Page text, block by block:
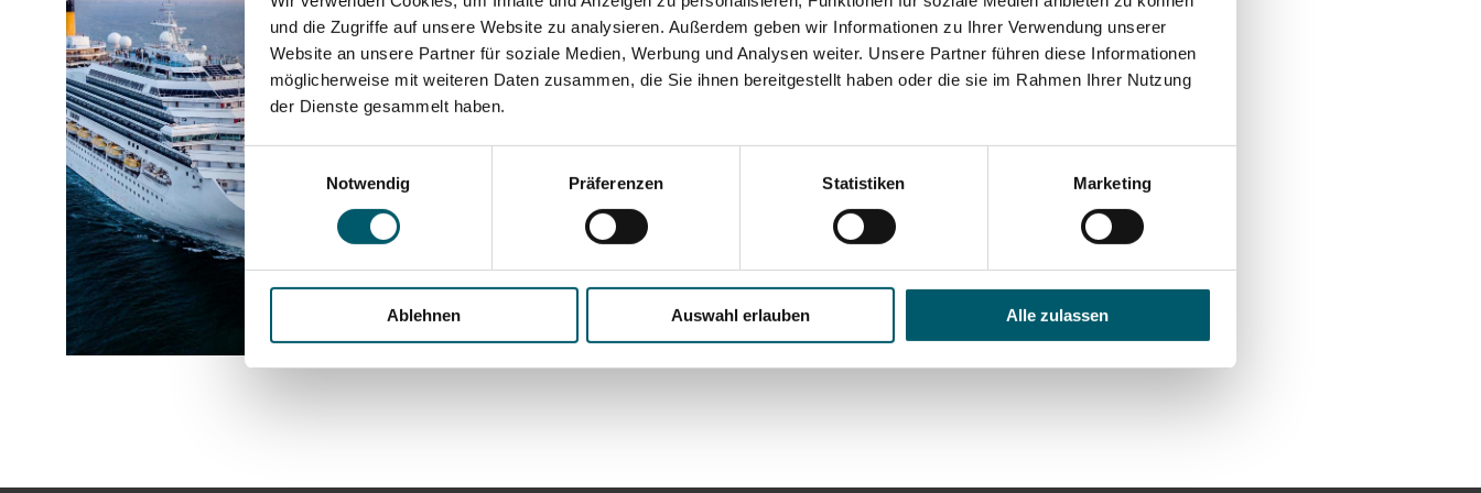
und die Zugriffe auf unsere Website zu analysieren. Außerdem geben wir Informationen zu Ihrer Verwendung unserer
Website an unsere Partner für soziale Medien, Werbung und Analysen weiter. Unsere Partner führen diese Informationen
möglicherweise mit weiteren Daten zusammen, die Sie ihnen bereitgestellt haben oder die sie im Rahmen Ihrer Nutzung
der Dienste gesammelt haben.
Einwilligungsauswahl
Notwendig
Präferenzen Statistiken Marketing
Ablehnen Auswahl erlauben Alle zulassen